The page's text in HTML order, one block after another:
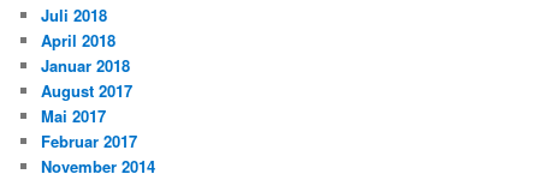
Juli 2018
April 2018
Januar 2018
August 2017
Mai 2017
Februar 2017
November 2014